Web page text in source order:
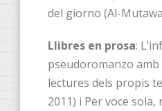
del giorno (Al-
Llibres en prosa:
pseudoromanzo amb
lectures dels propis
2011) i Per voce